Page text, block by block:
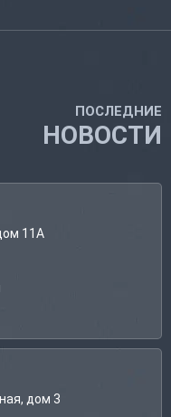
ПОСЛЕДНИЕ
НОВОСТИ
11А
дом 3